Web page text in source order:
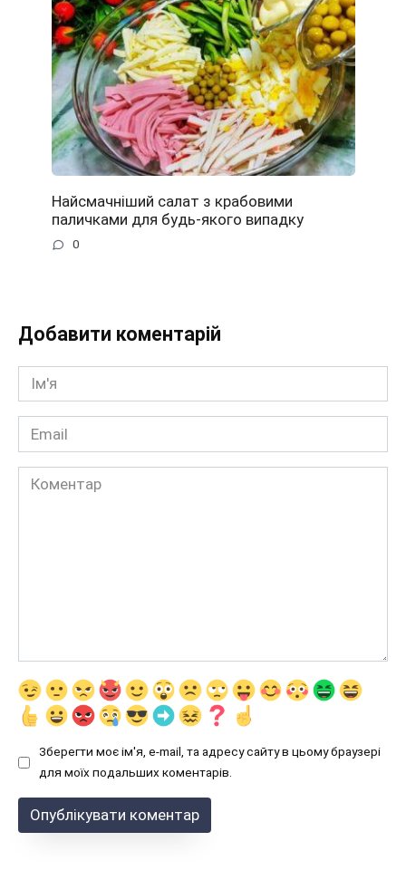
Найсмачніший салат з крабовими
паличками для будь-якого випадку
0
Добавити коментарій
Ім'я
*
Email
*
Коментар
Зберегти моє ім'я, e-mail, та адресу сайту в цьому браузері
для моїх подальших коментарів.